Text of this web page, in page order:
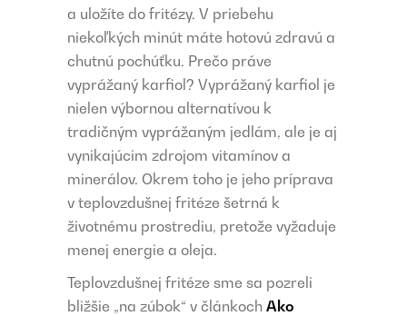
a uložíte do fritézy. V priebehu
niekoľkých minút máte hotovú zdravú a
chutnú pochúťku. Prečo práve
vyprážaný karfiol? Vyprážaný karfiol je
nielen výbornou alternatívou k
tradičným vyprážaným jedlám, ale je aj
vynikajúcim zdrojom vitamínov a
minerálov. Okrem toho je jeho príprava
v teplovzdušnej fritéze šetrná k
životnému prostrediu, pretože vyžaduje
menej energie a oleja.
Teplovzdušnej fritéze sme sa pozreli
bližšie „na zúbok“ v článkoch Ako